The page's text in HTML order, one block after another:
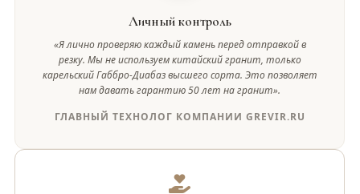
Личный контроль
«Я лично проверяю каждый камень перед отправкой в
резку. Мы не используем китайский гранит, только
карельский Габбро-Диабаз высшего сорта. Это позволяет
нам давать гарантию 50 лет на гранит».
ГЛАВНЫЙ ТЕХНОЛОГ КОМПАНИИ GREVIR.RU